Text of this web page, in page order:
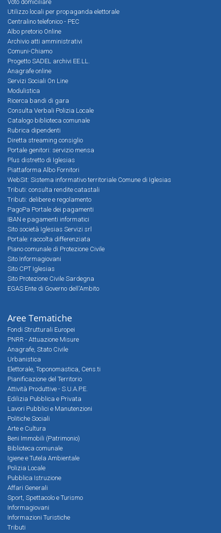
Voto domiciliare
Utilizzo locali per propaganda elettorale
Centralino telefonico - PEC
Albo pretorio Online
Archivio atti amministrativi
Comuni-Chiamo
Progetto SADEL archivi EE.LL.
Anagrafe online
Servizi Sociali On Line
Modulistica
Ricerca bandi di gara
Consulta Verbali Polizia Locale
Catalogo biblioteca comunale
Rubrica dipendenti
Diretta streaming consiglio
Portale genitori: servizio mensa
Plus distretto di Iglesias
Piattaforma Albo Fornitori
WebSit: Sistema informativo territoriale Comune di Iglesias
Tributi: consulta rendite catastali
Tributi: delibere e regolamento
PagoPa Portale dei pagamenti
IBAN e pagamenti informatici
Sito società Iglesias Servizi srl
Portale: raccolta differenziata
Piano comunale di Protezione Civile
Sito Informagiovani
Sito CPT Iglesias
Sito Protezione Civile Sardegna
EGAS Ente di Governo dell'Ambito
Aree Tematiche
Fondi Strutturali Europei
PNRR - Attuazione Misure
Anagrafe, Stato Civile
Urbanistica
Elettorale, Toponomastica, Cens.ti
Pianificazione del Territorio
Attività Produttive - S.U.A.P.E.
Edilizia Pubblica e Privata
Lavori Pubblici e Manutenzioni
Politiche Sociali
Arte e Cultura
Beni Immobili (Patrimonio)
Biblioteca comunale
Igiene e Tutela Ambientale
Polizia Locale
Pubblica Istruzione
Affari Generali
Sport, Spettacolo e Turismo
Informagiovani
Informazioni Turistiche
Tributi